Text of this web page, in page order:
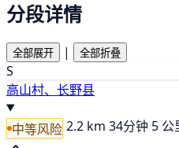
分段详情
全部展开 | 全部折叠
S
高山村、长野县
中等风险 2.2 km 34分钟 5 公